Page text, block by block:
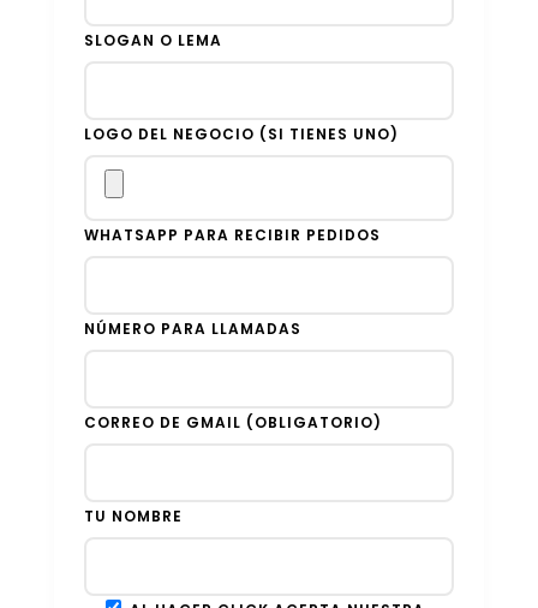
SLOGAN O LEMA
LOGO DEL NEGOCIO (SI TIENES UNO)
WHATSAPP PARA RECIBIR PEDIDOS
NÚMERO PARA LLAMADAS
CORREO DE GMAIL (OBLIGATORIO)
TU NOMBRE